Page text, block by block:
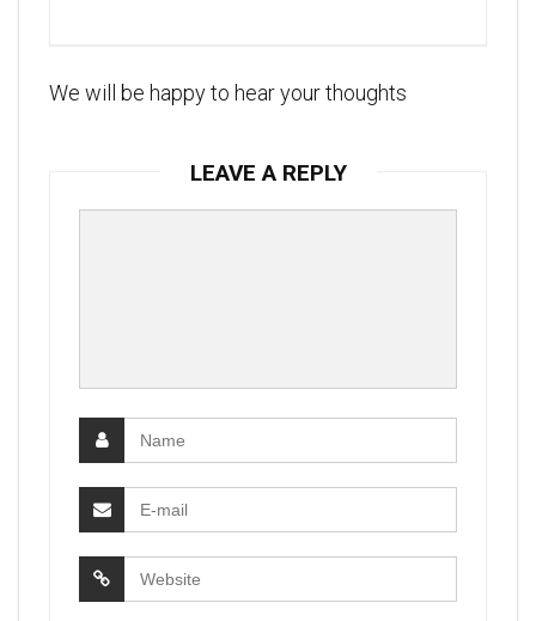
We will be happy to hear your thoughts
LEAVE A REPLY